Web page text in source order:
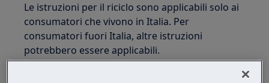
Le istruzioni per il riciclo sono applicabili solo ai
consumatori che vivono in Italia. Per
consumatori fuori Italia, altre istruzioni
potrebbero essere applicabili.